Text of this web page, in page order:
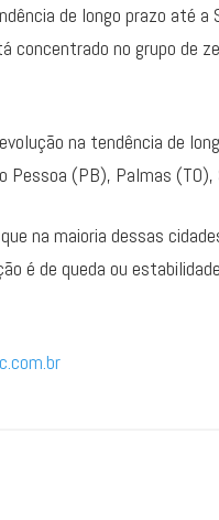
de longo prazo até a
concentrado no grupo de
na tendência de
Pessoa (PB), Palmas
na maioria dessas
é de queda ou